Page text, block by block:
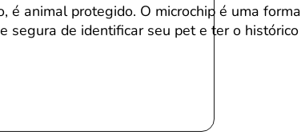
é animal protegido. O microchip é uma forma
segura de identificar seu pet e ter o histórico